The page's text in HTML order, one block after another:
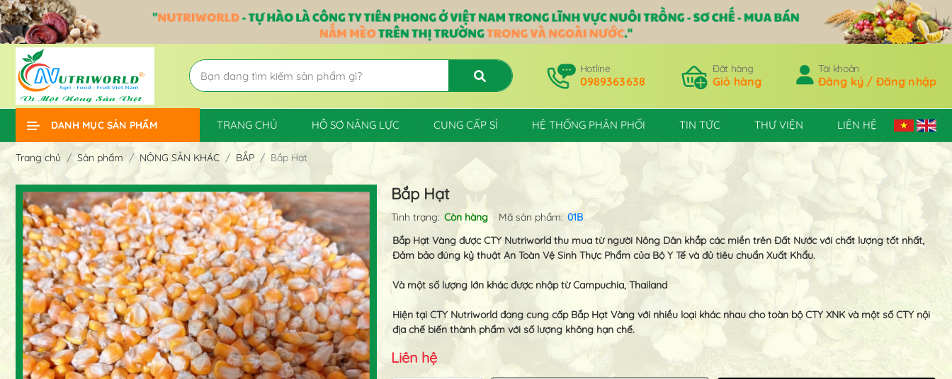
Hotline
0989363638
Đặt hàng
Giỏ hàng
Tài khoản
Đăng ký / Đăng nhập
DANH MỤC SẢN PHẨM TRANG CHỦ HỒ SƠ NĂNG LỰC CUNG CẤP SỈ HỆ THỐNG PHÂN PHỐI TIN TỨC THƯ VIỆN LIÊN HỆ
Trang chủ Sản phẩm NÔNG SẢN KHÁC BẮP Bắp Hạt
Bắp Hạt
Tình trạng: Còn hàng Mã sản phẩm: 01B
Bắp Hạt Vàng được CTY Nutriworld thu mua từ người Nông Dân khắp các miền trên Đất Nước với chất lượng tốt nhất,
Đảm bảo đúng kỷ thuật An Toàn Vệ Sinh Thực Phẩm của Bộ Y Tế và đủ tiêu chuẩn Xuất Khẩu.
Và một số lượng lớn khác được nhập từ Campuchia, Thailand
Hiện tại CTY Nutriworld đang cung cấp Bắp Hạt Vàng với nhiều loại khác nhau cho toàn bộ CTY XNK và một số CTY nội
địa chế biến thành phẩm với số lượng không hạn chế.
Liên hệ